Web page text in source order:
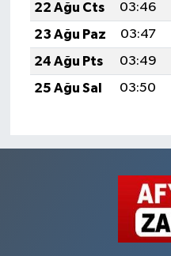
22 Ağu Cts
03:46
23 Ağu Paz
03:47
24 Ağu Pts
03:49
25 Ağu Sal
03:50